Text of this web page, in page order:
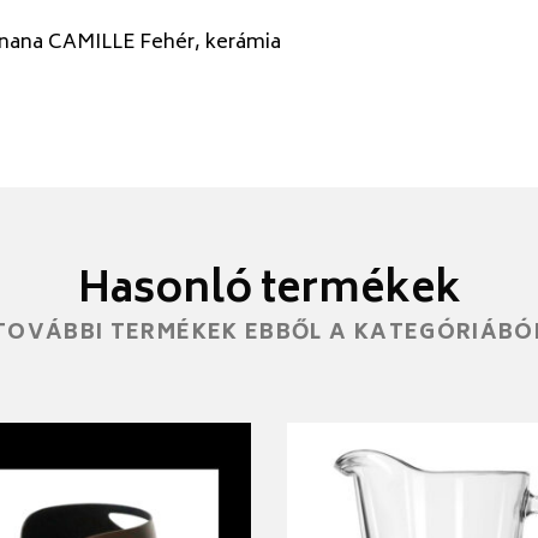
CAMILLE Fehér, kerámia
Hasonló termékek
TERMÉKEK EBBŐL A